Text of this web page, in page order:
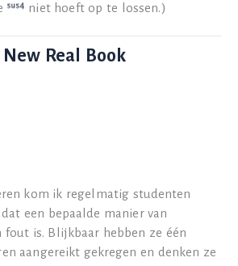
niet hoeft op te lossen.)
New Real Book
kom ik regelmatig studenten
een bepaalde manier van
fout is. Blijkbaar hebben ze één
aangereikt gekregen en denken ze